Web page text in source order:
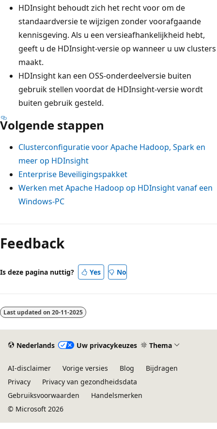
HDInsight behoudt zich het recht voor om de
standaardversie te wijzigen zonder voorafgaande
kennisgeving. Als u een versieafhankelijkheid hebt,
geeft u de HDInsight-versie op wanneer u uw clusters
maakt.
HDInsight kan een OSS-onderdeelversie buiten
gebruik stellen voordat de HDInsight-versie wordt
buiten gebruik gesteld.
Volgende stappen
Clusterconfiguratie voor Apache Hadoop, Spark en
meer op HDInsight
Enterprise Beveiligingspakket
Werken met Apache Hadoop op HDInsight vanaf een
Windows-PC
Feedback
Is deze pagina nuttig? Yes No
Last updated on 20-11-2025
Nederlands Uw privacykeuzes Thema
AI-disclaimer Vorige versies Blog
Bijdragen
Privacy
Privacy van gezondheidsdata
Gebruiksvoorwaarden
Handelsmerken
© Microsoft 2026